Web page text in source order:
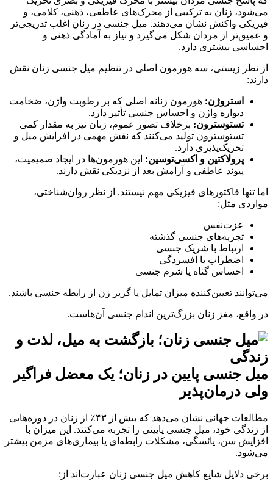
می‌شود، زنان به ترکیبی از محرک‌های عاطفی، ذهنی، کلامی، و
فیزیکی واکنش نشان می‌دهند. میل جنسی در زنان اغلب تدریجی‌تر
و عمیق‌تر از مردان شکل می‌گیرد و نیاز به آمادگی ذهنی و
احساسی بیشتری دارد.
از نظر زیستی، سه هورمون اصلی در تنظیم میل جنسی زنان نقش
دارند:
استروژن: هورمون زنانه اصلی که بر رطوبت واژن، ضخامت
دیواره واژن و احساس جنسی تأثیر دارد.
تستوسترون: برخلاف تصور عموم، زنان نیز به مقدار کمی
تستوسترون تولید می‌کنند که نقش مهمی در افزایش میل و
تحریک‌پذیری دارد.
پرولاکتین و اکسی‌توسین: این هورمون‌ها در ایجاد صمیمیت،
پیوند عاطفی و آرامش بعد از نزدیکی نقش دارند.
اما تنها فاکتورهای فیزیکی مهم نیستند. از نظر روان‌شناختی،
مواردی مثل:
عزت‌نفس
تجربه‌های جنسی گذشته
ارتباط با شریک جنسی
اضطراب یا افسردگی
احساس گناه یا شرم جنسی
می‌توانند تعیین‌کننده میزان تمایل یا گریز زن از رابطه جنسی باشند.
در واقع، مغز زنان بزرگ‌ترین اندام جنسی آن‌هاست.
میل جنسی پایین در زنان؛ یک معضل فراگیر
ولی درمان‌پذیر
مطالعات جهانی نشان می‌دهد که بیش از ۴۳٪ از زنان در دوره‌هایی
از زندگی خود، میل جنسی پایینی را تجربه می‌کنند. این میزان با
افزایش سن، یائسگی، مشکلات رابطه‌ای یا بیماری‌های مزمن بیشتر
می‌شود.
برخی دلایل شایع کاهش میل جنسی زنان عبارت‌اند از: